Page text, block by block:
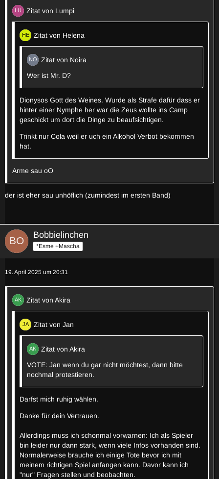
Zitat von Lumpi
Zitat von Helena
Zitat von Noira
Wer ist Mr. D?
Dionysos Gott des Weines. Wurde als Strafe dafür dass er
hinter einer Nymphe her war die Zeus wollte ins Camp
geschickt um dort die Dinge zu beaufsichtigen.
Trinkt nur Cola weil er uch ein Alkohol Verbot bekommen
hat.
Arme sau oO
der ist eher sau unhöflich (zumindest im ersten Band)
Bobbielinchen
*Esme +Mascha
19. April 2025 um 20:31
Zitat von Akira
Zitat von Jan
Zitat von Akira
VOTE: Jan wenn du gar nicht möchtest, dann bitte
nochmal protestieren.
Darfst mich ruhig wählen.
Danke für dein Vertrauen.
Allerdings muss ich schonmal vorwarnen: Ich als Spieler
bin leider nur dann stark, wenn viele Infos vorhanden sind.
Normalerweise brauche ich einige Tote bevor ich mit
meinem richtigen Spiel anfangen kann. Davor kann ich
"nur" Fragen stellen und beobachten.